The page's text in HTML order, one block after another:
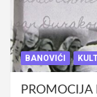
BANOVIĆI
PROMOCIJA